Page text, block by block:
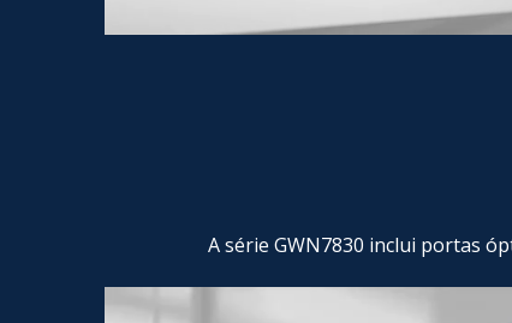
A série GWN7830 inclui portas